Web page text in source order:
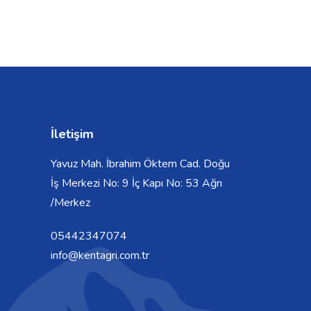
İletişim
Yavuz Mah. İbrahim Öktem Cad. Doğu
İş Merkezi No: 9 İç Kapı No: 53 Ağrı
/Merkez
05442347074
info@kentagri.com.tr